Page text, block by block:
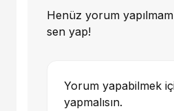
Henüz yorum
sen yap!
Yorum yapabilmek
yapmalısın.